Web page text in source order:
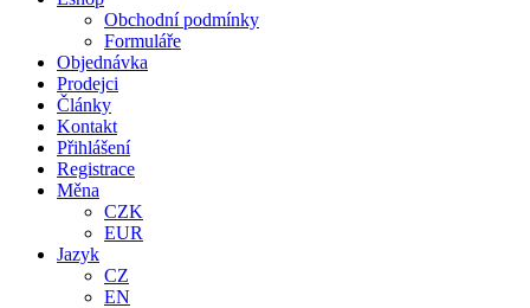
Obchodní podmínky
Formuláře
Objednávka
Prodejci
Články
Kontakt
Přihlášení
Registrace
Měna
CZK
EUR
Jazyk
CZ
EN